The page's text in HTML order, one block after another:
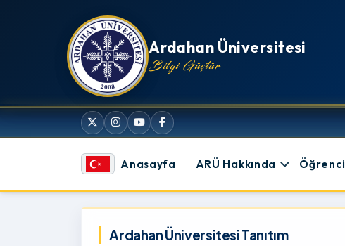
Ardahan Üniversitesi
Bilgi Güçtür
Anasayfa ARÜ Hakkında Öğrenci
Ardahan Üniversitesi
Ardahan Üniversitesi Tanıtım